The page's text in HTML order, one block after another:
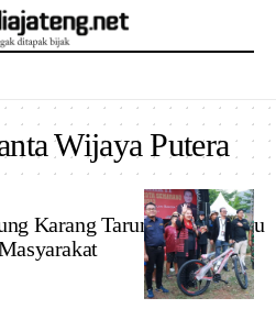
Wijaya Putera
Karang Taruna Lebih Maju